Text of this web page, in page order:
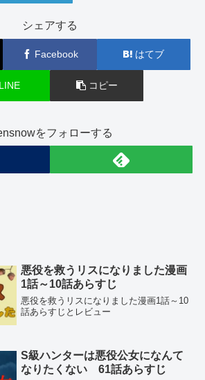
シェアする
Facebook はてブ
LINE コピー
をフォローする
悪役を救うリスになりました漫画
1話～10話あらすじ
悪役を救うリスになりました漫画1話～10
話あらすじとレビュー
S級ハンターは悪役公女になんて
なりたくない 61話あらすじ